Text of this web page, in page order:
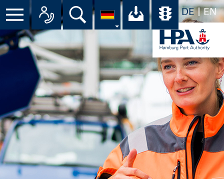
DE EN
Suche Ihr Download-